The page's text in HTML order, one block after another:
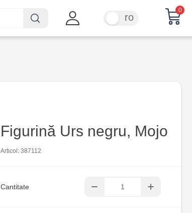
ro
0
Figurină Urs negru, Mojo
Articol: 387112
Cantitate